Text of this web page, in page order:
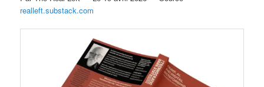
realleft.substack.com